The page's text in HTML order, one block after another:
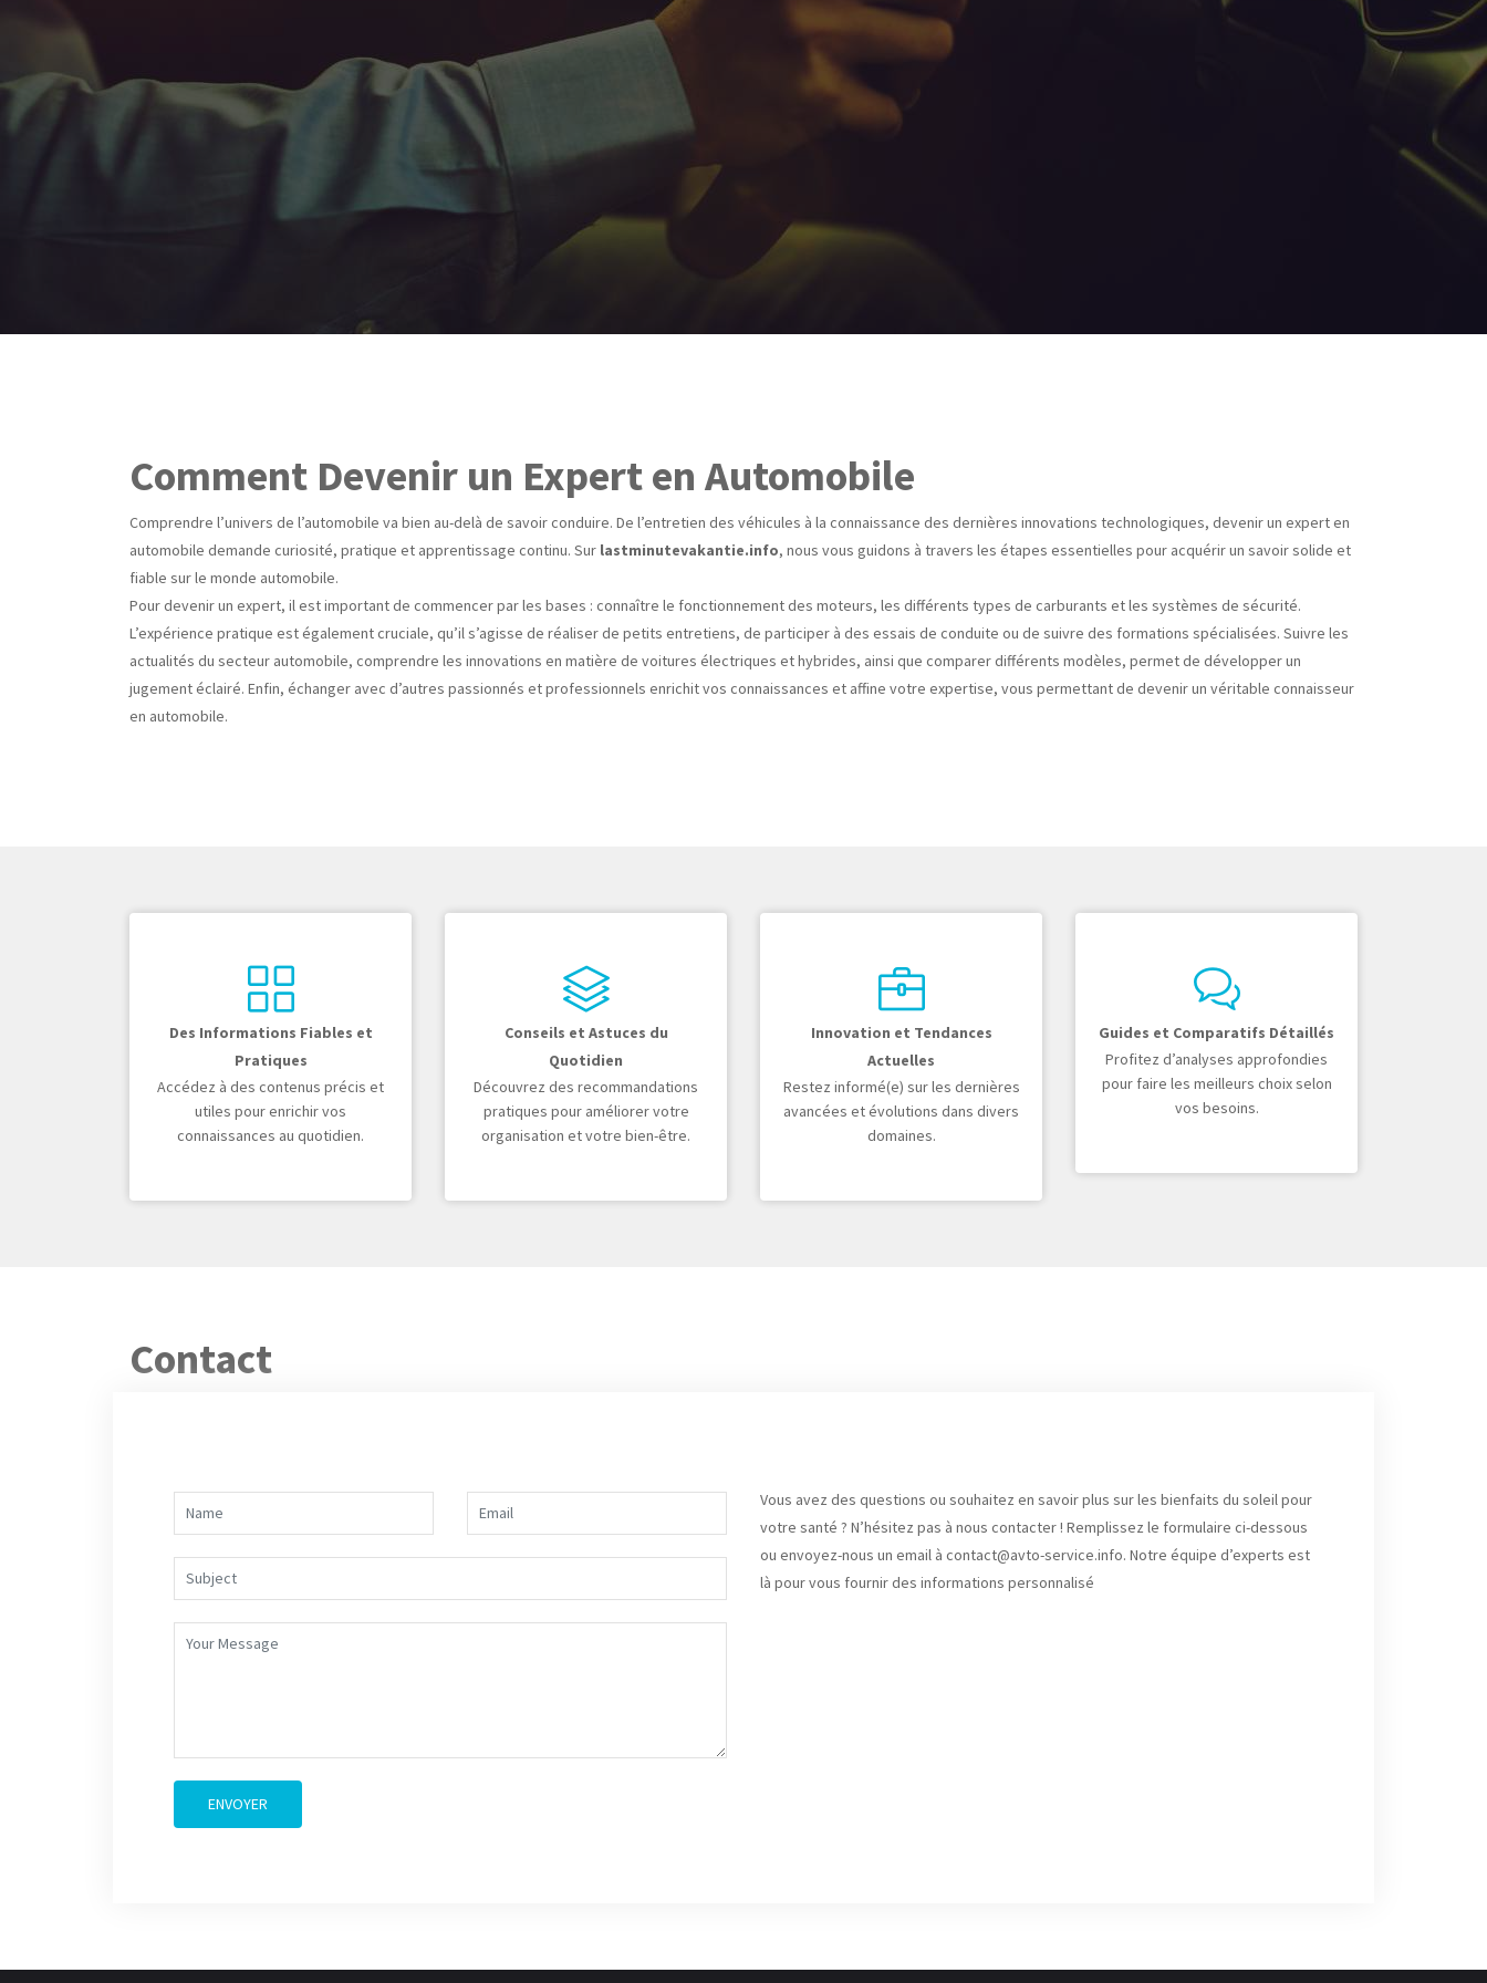
Comment Devenir un Expert en Automobile
Comprendre l’univers de l’automobile va bien au-delà de savoir conduire. De l’entretien des véhicules à la connaissance des dernières innovations technologiques, devenir un expert en
automobile demande curiosité, pratique et apprentissage continu. Sur lastminutevakantie.info, nous vous guidons à travers les étapes essentielles pour acquérir un savoir solide et
fiable sur le monde automobile.
Pour devenir un expert, il est important de commencer par les bases : connaître le fonctionnement des moteurs, les différents types de carburants et les systèmes de sécurité.
L’expérience pratique est également cruciale, qu’il s’agisse de réaliser de petits entretiens, de participer à des essais de conduite ou de suivre des formations spécialisées. Suivre les
actualités du secteur automobile, comprendre les innovations en matière de voitures électriques et hybrides, ainsi que comparer différents modèles, permet de développer un
jugement éclairé. Enfin, échanger avec d’autres passionnés et professionnels enrichit vos connaissances et affine votre expertise, vous permettant de devenir un véritable connaisseur
en automobile.
Des Informations Fiables et
Pratiques
Accédez à des contenus précis et
utiles pour enrichir vos
connaissances au quotidien.
Conseils et Astuces du
Quotidien
Découvrez des recommandations
pratiques pour améliorer votre
organisation et votre bien-être.
Innovation et Tendances
Actuelles
Restez informé(e) sur les dernières
avancées et évolutions dans divers
domaines.
Guides et Comparatifs Détaillés
Profitez d’analyses approfondies
pour faire les meilleurs choix selon
vos besoins.
Contact
ENVOYER
Vous avez des questions ou souhaitez en savoir plus sur les bienfaits du soleil pour
votre santé ? N’hésitez pas à nous contacter ! Remplissez le formulaire ci-dessous
ou envoyez-nous un email à contact@avto-service.info. Notre équipe d’experts est
là pour vous fournir des informations personnalisé